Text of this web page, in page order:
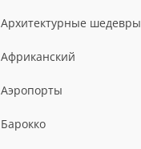
Архитектурные шедевры
Африканский
Аэропорты
Барокко